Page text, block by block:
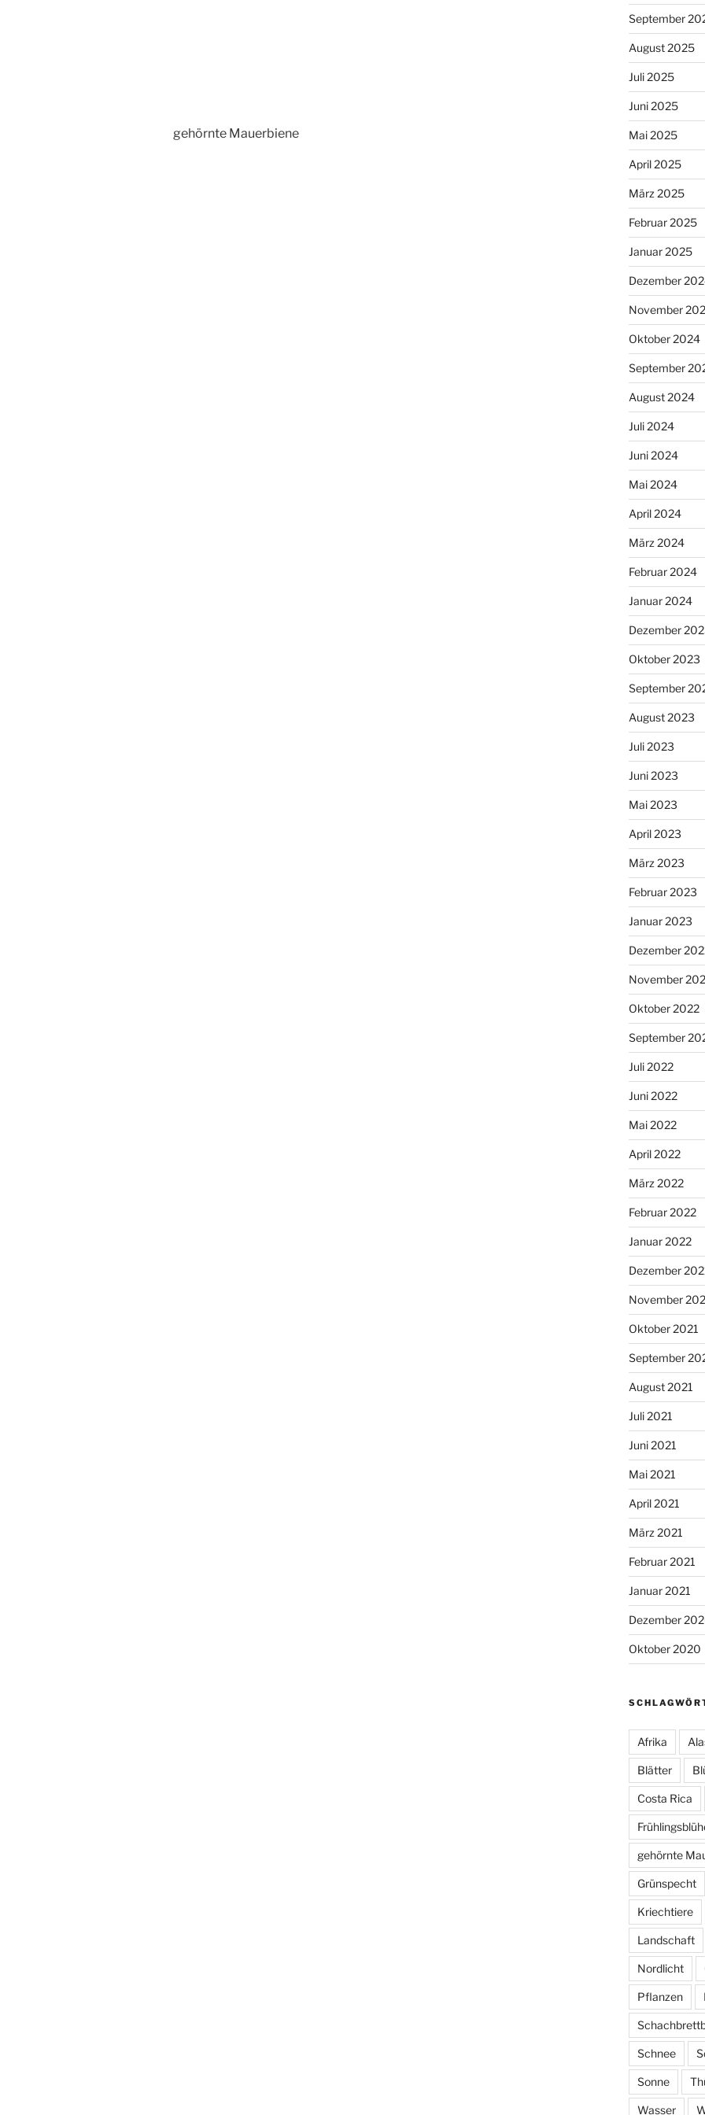
gehörnte Mauerbiene
September
August 2025
Juli 2025
Juni 2025
Mai 2025
April 2025
März 2025
Februar 2025
Januar 2025
Dezember
November
Oktober 2024
September
August 2024
Juli 2024
Juni 2024
Mai 2024
April 2024
März 2024
Februar 2024
Januar 2024
Dezember
Oktober 2023
September
August 2023
Juli 2023
Juni 2023
Mai 2023
April 2023
März 2023
Februar 2023
Januar 2023
Dezember
November
Oktober 2022
September
Juli 2022
Juni 2022
Mai 2022
April 2022
März 2022
Februar 2022
Januar 2022
Dezember
November
Oktober 2021
September
August 2021
Juli 2021
Juni 2021
Mai 2021
April 2021
März 2021
Februar 2021
Januar 2021
Dezember
Oktober 2020
Afrika
Blätter
Costa Rica
gehörnte
Grünspecht
Kriechtiere
Landschaft
Nordlicht
Pflanzen
Schnee
Sonne
Wasser